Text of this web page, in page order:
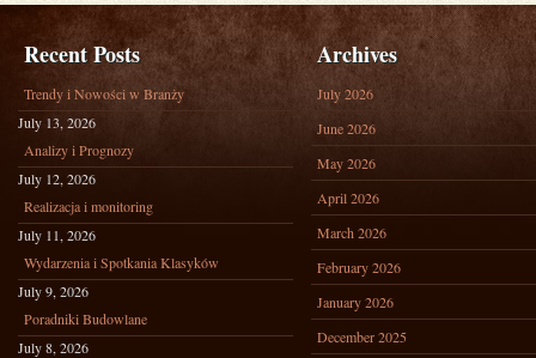
Recent Posts
Trendy i Nowości w Branży
July 13, 2026
Analizy i Prognozy
July 12, 2026
Realizacja i monitoring
July 11, 2026
Wydarzenia i Spotkania Klasyków
July 9, 2026
Poradniki Budowlane
July 8, 2026
Archives
July 2026
June 2026
May 2026
April 2026
March 2026
February 2026
January 2026
December 2025